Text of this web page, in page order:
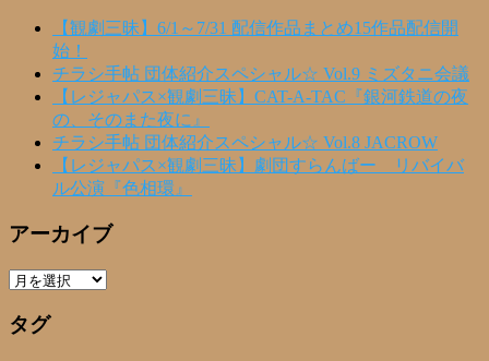
【観劇三昧】6/1～7/31 配信作品まとめ15作品配信開
始！
チラシ手帖 団体紹介スペシャル☆ Vol.9 ミズタニ会議
【レジャパス×観劇三昧】CAT-A-TAC『銀河鉄道の夜
の、そのまた夜に』
チラシ手帖 団体紹介スペシャル☆ Vol.8 JACROW
【レジャパス×観劇三昧】劇団すらんばー リバイバ
ル公演『色相環』
アーカイブ
ア
カ
タグ